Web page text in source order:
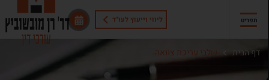
ליווי וייעוץ לעו"ד תפריט
דף הבית שלבי עריכת צוואה